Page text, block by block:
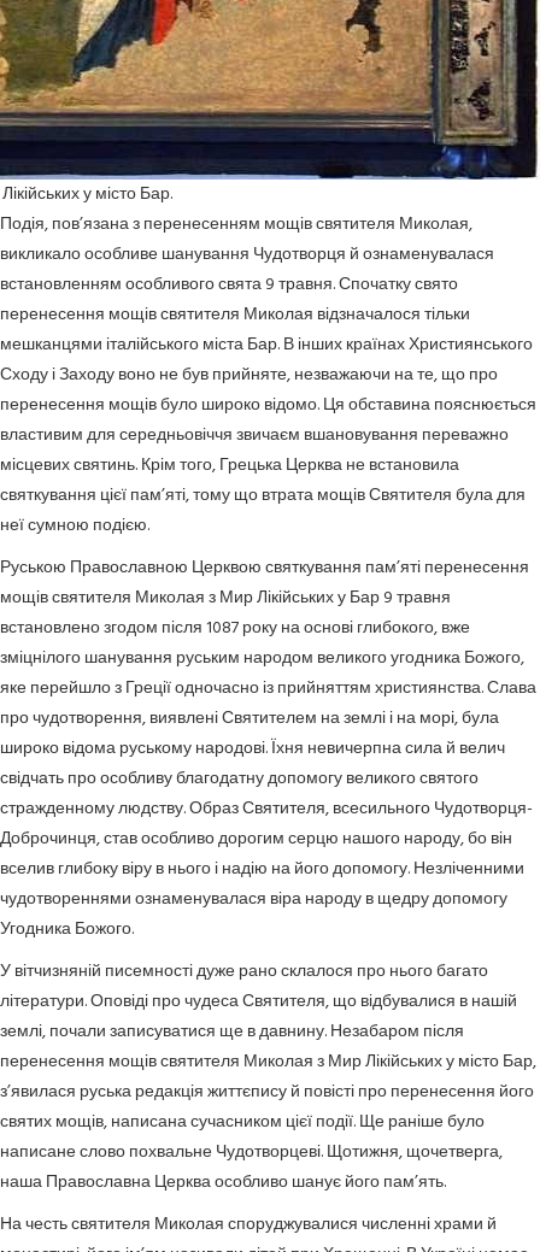
у місто Бар.
Подія, пов’язана з перенесенням мощів святителя Миколая,
викликало особливе шанування Чудотворця й ознаменувалася
встановленням особливого свята 9 травня. Спочатку свято
перенесення мощів святителя Миколая відзначалося тільки
мешканцями італійського міста Бар. В інших країнах Християнського
Сходу і Заходу воно не був прийняте, незважаючи на те, що про
перенесення мощів було широко відомо. Ця обставина пояснюється
властивим для середньовіччя звичаєм вшановування переважно
місцевих святинь. Крім того, Грецька Церква не встановила
святкування цієї пам’яті, тому що втрата мощів Святителя була для
неї сумною подією.
Руською Православною Церквою святкування пам’яті перенесення
мощів святителя Миколая з Мир Лікійських у Бар 9 травня
встановлено згодом після 1087 року на основі глибокого, вже
зміцнілого шанування руським народом великого угодника Божого,
яке перейшло з Греції одночасно із прийняттям християнства. Слава
про чудотворення, виявлені Святителем на землі і на морі, була
широко відома руському народові. Їхня невичерпна сила й велич
свідчать про особливу благодатну допомогу великого святого
стражденному людству. Образ Святителя, всесильного Чудотворця-
Доброчинця, став особливо дорогим серцю нашого народу, бо він
вселив глибоку віру в нього і надію на його допомогу. Незліченними
чудотвореннями ознаменувалася віра народу в щедру допомогу
Угодника Божого.
У вітчизняній писемності дуже рано склалося про нього багато
літератури. Оповіді про чудеса Святителя, що відбувалися в нашій
землі, почали записуватися ще в давнину. Незабаром після
перенесення мощів святителя Миколая з Мир Лікійських у місто Бар,
з’явилася руська редакція життєпису й повісті про перенесення його
святих мощів, написана сучасником цієї події. Ще раніше було
написане слово похвальне Чудотворцеві. Щотижня, щочетверга,
наша Православна Церква особливо шанує його пам’ять.
На честь святителя Миколая споруджувалися численні храми й